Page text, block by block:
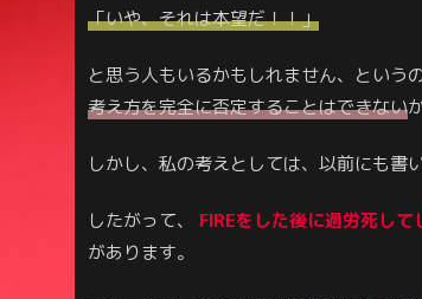
「いや、それは本望だ！！」
と思う人もいるかもしれません、という
考え方を完全に否定することはできない
しかし、私の考えとしては、以前にも書
したがって、 FIREをした後に過労死して
があります。